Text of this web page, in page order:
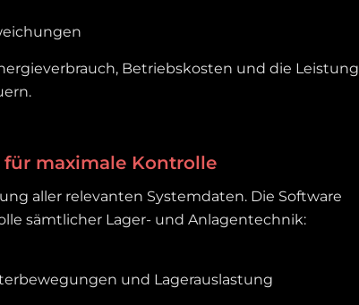
Betriebskosten und die Leistung
maximale Kontrolle
aller relevanten Systemdaten. Die Software
sämtlicher Lager- und Anlagentechnik:
und Lagerauslastung